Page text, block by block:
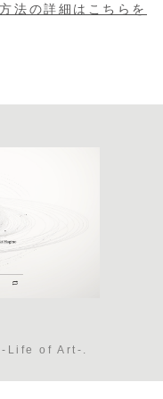
法の詳細はこちらを
-Life of Art-.